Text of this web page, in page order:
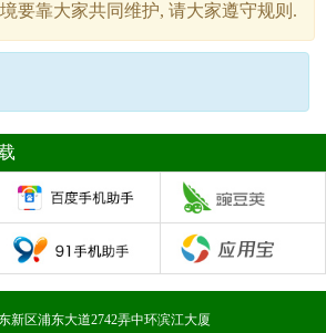
要靠大家共同维护, 请大家遵守规则.
新区浦东大道2742弄中环滨江大厦